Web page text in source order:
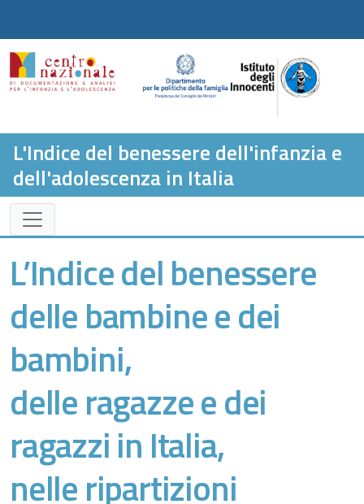
L'Indice del benessere dell'infanzia e
dell'adolescenza in Italia
L’Indice del benessere
delle bambine e dei
bambini,
delle ragazze e dei
ragazzi in Italia,
nelle ripartizioni